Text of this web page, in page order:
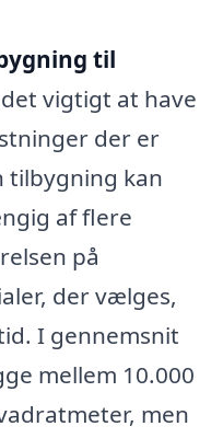
til
vigtigt at have
der er
tilbygning kan
af flere
på
der vælges,
I gennemsnit
mellem 10.000
men